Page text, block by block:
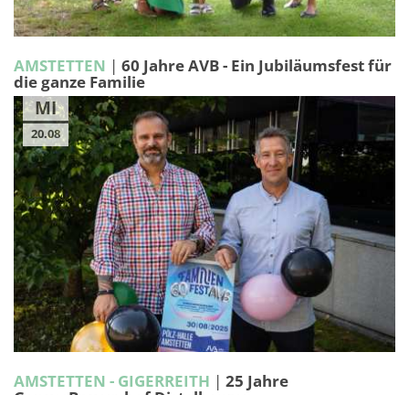
AMSTETTEN | 60 Jahre AVB - Ein Jubiläumsfest für
die ganze Familie
MI
20.08
AMSTETTEN - GIGERREITH | 25 Jahre